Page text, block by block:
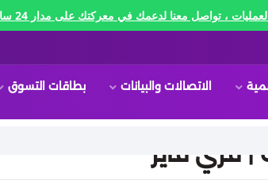
، تواصل معنا لدعمك في معركتك على مدار 24 ساعه🔥
الاتصالات والبيانات بطاقات التسوق
| فري فاير